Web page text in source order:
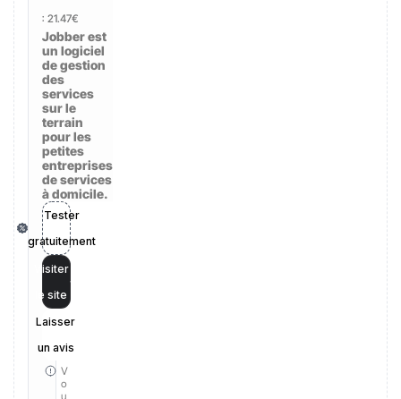
: 21.47€
Jobber est
un logiciel
de gestion
des
services
sur le
terrain
pour les
petites
entreprises
de services
à domicile.
Tester
gratuitement
Visiter
le site
Laisser
un avis
V
o
u